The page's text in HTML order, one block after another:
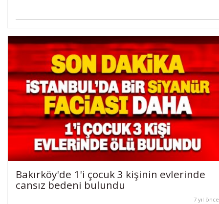
Bakırköy'de 1'i çocuk 3 kişinin evlerinde
cansız bedeni bulundu
7 yıl önce